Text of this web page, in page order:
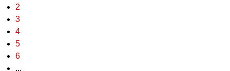
2
3
4
5
6
...